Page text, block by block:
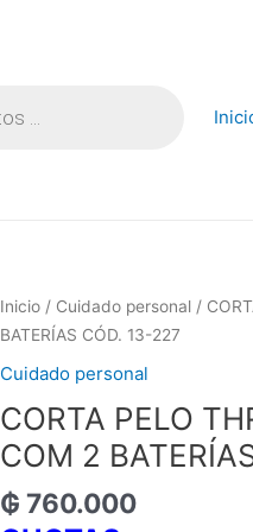
Inicio / Cuidado personal /
BATERÍAS CÓD. 13-227
Cuidado personal
CORTA PELO
COM 2
₲ 760.000